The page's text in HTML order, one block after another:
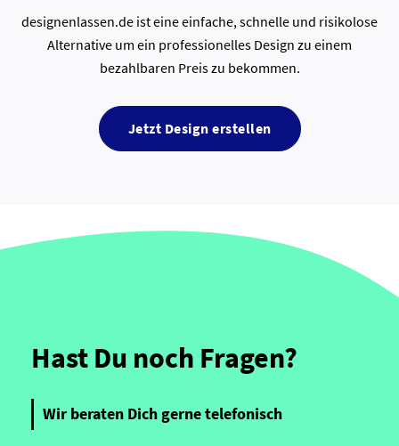
designenlassen.de ist eine einfache, schnelle und risikolose
Alternative um ein professionelles Design zu einem
bezahlbaren Preis zu bekommen.
Jetzt Design erstellen
Hast Du noch Fragen?
Wir beraten Dich gerne telefonisch